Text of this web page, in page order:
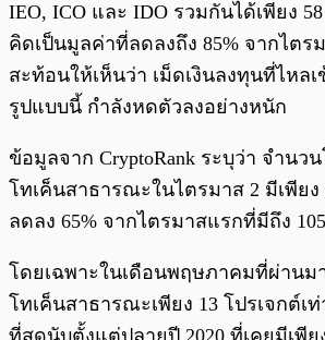
IEO, ICO และ IDO รวมกันได้เพียง
คิดเป็นมูลค่าที่ลดลงถึง 85% จากไต
สะท้อนให้เห็นว่า เม็ดเงินลงทุนที่ไหล
รูปแบบนี้ กำลังหดตัวลงอย่างหนัก
ข้อมูลจาก CryptoRank ระบุว่า จำนว
โทเค็นสาธารณะในไตรมาส 2 มีเพียง
ลดลง 65% จากไตรมาสแรกที่มีถึง
โดยเฉพาะในเดือนพฤษภาคมที่ผ่านม
โทเค็นสาธารณะเพียง 13 โปรเจกต์เ